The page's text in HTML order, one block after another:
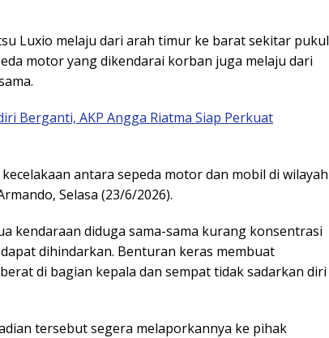
Luxio melaju dari arah timur ke barat sekitar pukul
motor yang dikendarai korban juga melaju dari
Berganti, AKP Angga Riatma Siap Perkuat
antara sepeda motor dan mobil di wilayah
Selasa (23/6/2026).
kendaraan diduga sama-sama kurang konsentrasi
dihindarkan. Benturan keras membuat
di bagian kepala dan sempat tidak sadarkan diri
tersebut segera melaporkannya ke pihak